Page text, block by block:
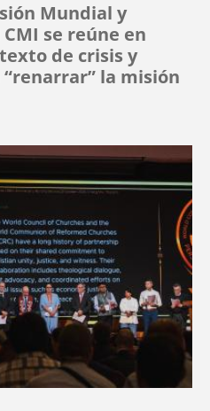
Mundial y
se reúne en
de crisis y
la misión